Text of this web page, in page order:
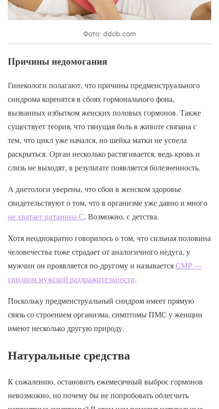
Фото: ddob.com
Причины недомогания
Гинекологи полагают, что причины предменструального
синдрома коренятся в сбоях гормонального фона,
вызванных избытком женских половых гормонов. Также
существует теория, что тянущая боль в животе связана с
тем, что цикл уже начался, но шейка матки не успела
раскрыться. Орган несколько растягивается, ведь кровь и
слизь не выходят, в результате появляется болезненность.
А диетологи уверены, что сбои в женском здоровье
свидетельствуют о том, что в организме уже давно и много
не хватает витамина С. Возможно, с детства.
Хотя неоднократно говорилось о том, что сильная половина
человечества тоже страдает от аналогичного недуга, у
мужчин он проявляется по-другому и называетсяСМР —
синдром мужской раздражительности.
Поскольку предменструальный синдром имеет прямую
связь со строением организма, симптомы ПМС у женщин
имеют несколько другую природу.
Натуральные средства
К сожалению, остановить ежемесячный выброс гормонов
невозможно, но почему бы не попробовать облегчить